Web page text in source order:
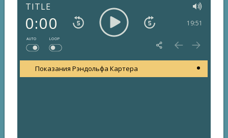
TITLE
0:00 19:51
AUTO LOOP
Показания Рэндольфа Картера